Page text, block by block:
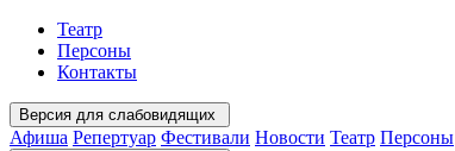
Театр
Персоны
Контакты
Версия для слабовидящих
Афиша Репертуар Фестивали Новости Театр Персоны